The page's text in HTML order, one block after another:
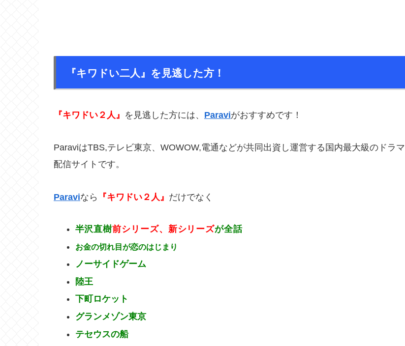
『キワドい二人』を見逃した方！
『キワドい２人』 を見逃した方には、 Paraviがおすすめです！
ParaviはTBS,テレビ東京、WOWOW,電通などが共同出資し運営する国内最大級のドラマ
配信サイトです。
Paraviなら 『キワドい２人』 だけでなく
半沢直樹前シリーズ、新シリーズが全話
お金の切れ目が恋のはじまり
ノーサイドゲーム
陸王
下町ロケット
グランメゾン東京
テセウスの船